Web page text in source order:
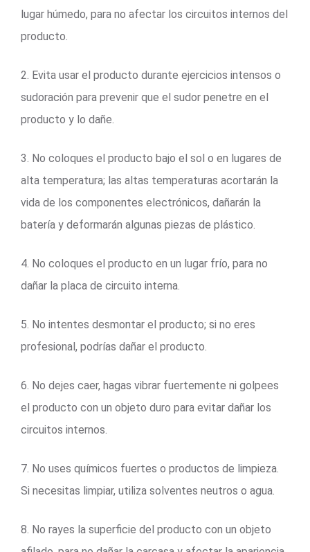
lugar húmedo, para no afectar los circuitos internos del
producto.
2. Evita usar el producto durante ejercicios intensos o
sudoración para prevenir que el sudor penetre en el
producto y lo dañe.
3. No coloques el producto bajo el sol o en lugares de
alta temperatura; las altas temperaturas acortarán la
vida de los componentes electrónicos, dañarán la
batería y deformarán algunas piezas de plástico.
4. No coloques el producto en un lugar frío, para no
dañar la placa de circuito interna.
5. No intentes desmontar el producto; si no eres
profesional, podrías dañar el producto.
6. No dejes caer, hagas vibrar fuertemente ni golpees
el producto con un objeto duro para evitar dañar los
circuitos internos.
7. No uses químicos fuertes o productos de limpieza.
Si necesitas limpiar, utiliza solventes neutros o agua.
8. No rayes la superficie del producto con un objeto